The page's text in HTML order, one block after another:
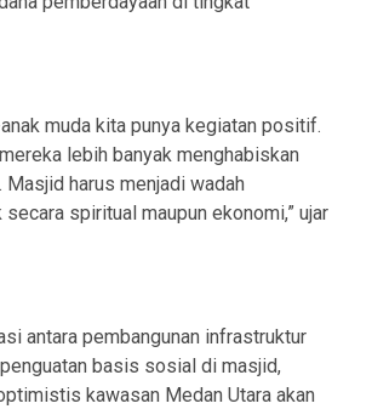
muda kita punya kegiatan positif.
lebih banyak menghabiskan
Masjid harus menjadi wadah
secara spiritual maupun ekonomi,” ujar
antara pembangunan infrastruktur
basis sosial di masjid,
kawasan Medan Utara akan